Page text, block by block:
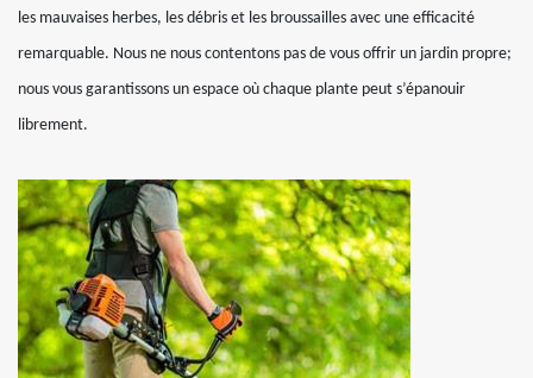
les mauvaises herbes, les débris et les broussailles avec une efficacité
remarquable. Nous ne nous contentons pas de vous offrir un jardin propre;
nous vous garantissons un espace où chaque plante peut s’épanouir
librement.